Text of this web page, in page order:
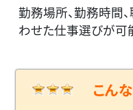
勤務場所、勤務時間
わせた仕事選びが可
こん